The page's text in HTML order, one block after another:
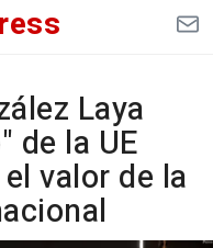
Laya
de la UE
valor de la